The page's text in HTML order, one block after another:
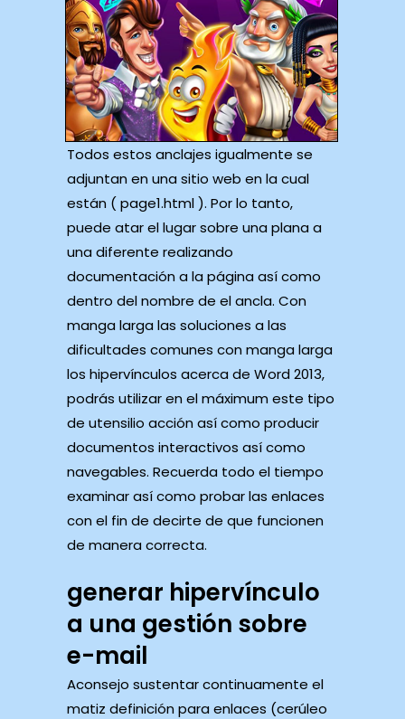
Todos estos anclajes igualmente se
adjuntan en una sitio web en la cual
están ( page1.html ). Por lo tanto,
puede atar el lugar sobre una plana a
una diferente realizando
documentación a la página así­ como
dentro del nombre de el ancla. Con
manga larga las soluciones a las
dificultades comunes con manga larga⁤
los‌ hipervínculos acerca de Word 2013,
⁢podrás utilizar en el máximum este tipo
de utensilio acción así­ como producir
documentos interactivos así­ como
navegables. ⁤Recuerda⁣ todo el tiempo
examinar​ así­ como probar las enlaces ​
con el fin de decirte de que funcionen
de manera correcta.
generar hipervínculo
a una gestión sobre
e-mail
Aconsejo sustentar continuamente el
matiz definición para enlaces (cerúleo